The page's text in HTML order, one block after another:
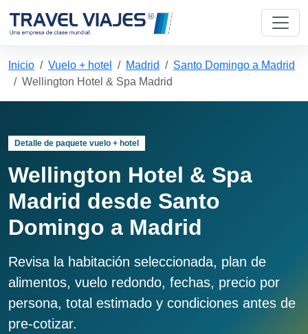
Inicio Vuelo + hotel Madrid
Santo Domingo a Madrid
Wellington Hotel & Spa Madrid
Detalle de paquete vuelo + hotel
Wellington Hotel & Spa
Madrid desde Santo
Domingo a Madrid
Revisa la habitación seleccionada, plan de
alimentos, vuelo redondo, fechas, precio por
persona, total estimado y condiciones antes de
pre-cotizar.